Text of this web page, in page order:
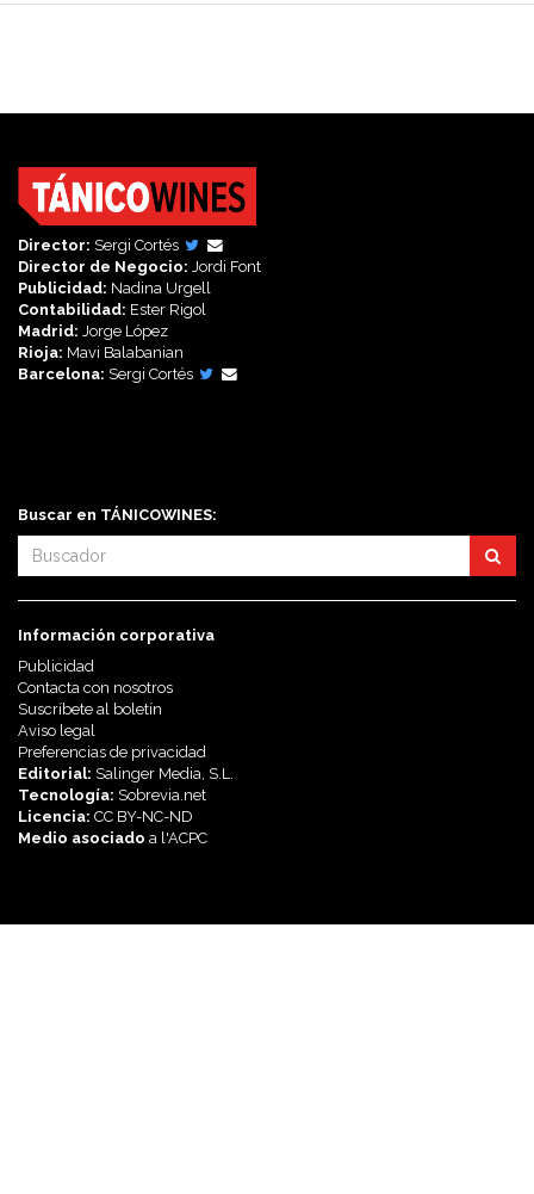
Director: Sergi Cortés
Director de Negocio: Jordi Font
Publicidad: Nadina Urgell
Contabilidad: Ester Rigol
Madrid: Jorge López
Rioja: Mavi Balabanian
Barcelona: Sergi Cortés
Buscar en TÁNICOWINES:
Información corporativa
Publicidad
Contacta con nosotros
Suscríbete al boletín
Aviso legal
Preferencias de privacidad
Editorial: Salinger Media, S.L.
Tecnología: Sobrevia.net
Licencia: CC BY-NC-ND
Medio asociado a l'ACPC